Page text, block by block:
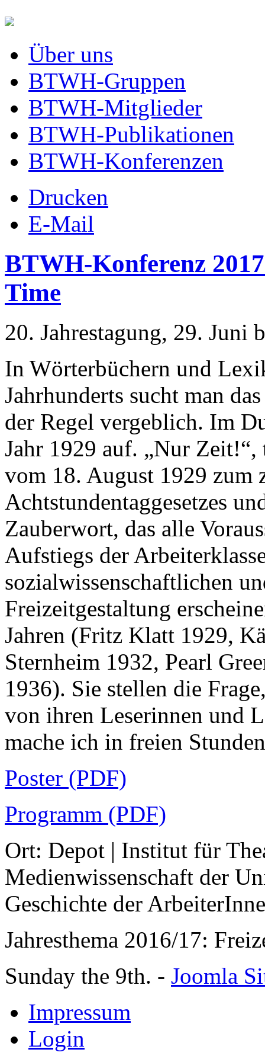
Über uns
BTWH-Gruppen
BTWH-Mitglieder
BTWH-Publikationen
BTWH-Konferenzen
Drucken
E-Mail
BTWH-Konferenz
Time
20. Jahrestagung, 29. Juni
In Wörterbüchern und
Jahrhunderts sucht man
der Regel vergeblich. Im
Jahr 1929 auf. „Nur
vom 18. August 1929 zum
Achtstundentaggesetzes
Zauberwort, das alle
Aufstiegs der
sozialwissenschaftlichen
Freizeitgestaltung
Jahren (Fritz Klatt 1929,
Sternheim 1932, Pearl
1936). Sie stellen die
von ihren Leserinnen und
mache ich in freien
Poster (PDF)
Programm (PDF)
Ort: Depot | Institut für
Medienwissenschaft der
Geschichte der
Jahresthema 2016/17:
Sunday the 9th. - Joomla
Impressum
Login